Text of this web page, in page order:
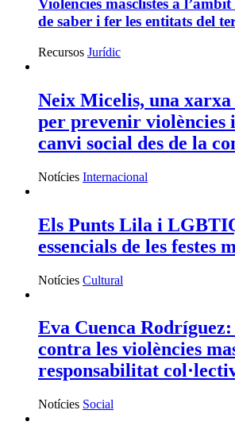
Violències masclistes a
de saber i fer les entitats del
Recursos Jurídic
Neix Micelis, una
per prevenir violències
canvi social des de la
Notícies Internacional
Els Punts Lila i
essencials de les festes
Notícies Cultural
Eva Cuenca
contra les violències
responsabilitat
Notícies Social